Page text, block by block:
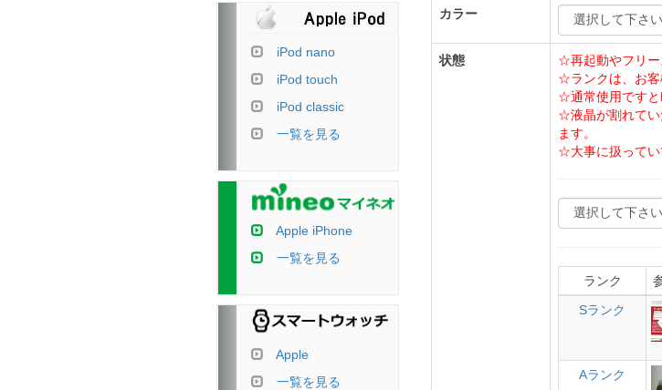
カラー
状態
☆再起動やフリー
☆ランクは、お客
☆通常使用ですと
☆液晶が割れてい
ます。
☆大事に扱ってい
ランク
Sランク
Aランク
iPod nano
iPod touch
iPod classic
一覧を見る
Apple iPhone
一覧を見る
Apple
一覧を見る